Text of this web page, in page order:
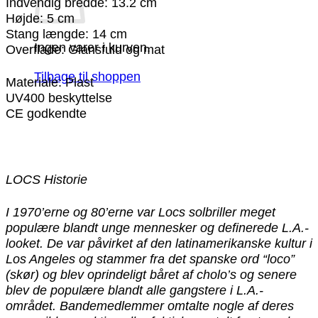
Ingen varer i kurven.
Tilbage til shoppen
Højde: 5 cm
Stang længde: 14 cm
Overflade: Glansfuld og mat
Materiale: Plast
UV400 beskyttelse
CE godkendte
LOCS Historie
I 1970’erne og 80’erne var Locs solbriller meget
populære blandt unge mennesker og definerede L.A.-
looket. De var påvirket af den latinamerikanske kultur i
Los Angeles og stammer fra det spanske ord “loco”
(skør) og blev oprindeligt båret af cholo’s og senere
blev de populære blandt alle gangstere i L.A.-
området. Bandemedlemmer omtalte nogle af deres